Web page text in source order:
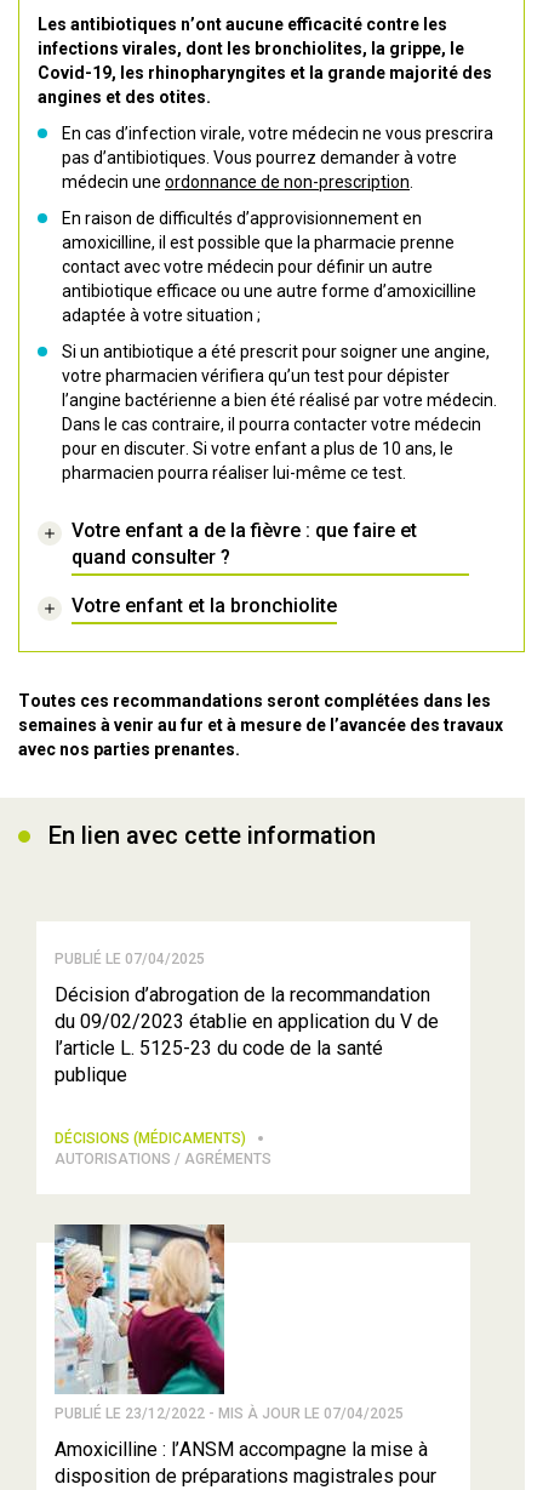
Les antibiotiques n’ont aucune efficacité contre les
infections virales, dont les bronchiolites, la grippe, le
Covid-19, les rhinopharyngites et la grande majorité des
angines et des otites.
En cas d’infection virale, votre médecin ne vous prescrira
pas d’antibiotiques. Vous pourrez demander à votre
médecin une ordonnance de non-prescription
En raison de difficultés d’approvisionnement en
amoxicilline, il est possible que la pharmacie prenne
contact avec votre médecin pour définir un autre
antibiotique efficace ou une autre forme d’amoxicilline
adaptée à votre situation ;
Si un antibiotique a été prescrit pour soigner une angine,
votre pharmacien vérifiera qu’un test pour dépister
l’angine bactérienne a bien été réalisé par votre médecin.
Dans le cas contraire, il pourra contacter votre médecin
pour en discuter. Si votre enfant a plus de 10 ans, le
pharmacien pourra réaliser lui-même ce test.
Votre enfant a de la fièvre : que faire et
quand consulter ?
Votre enfant et la bronchiolite
Toutes ces recommandations seront complétées dans les
semaines à venir au fur et à mesure de l’avancée des travaux
avec nos parties prenantes.
En lien avec cette information
PUBLIÉ LE 07/04/2025
Décision d’abrogation de la recommandation
du 09/02/2023 établie en application du V de
l’article L. 5125-23 du code de la santé
publique
DÉCISIONS (MÉDICAMENTS)
AUTORISATIONS / AGRÉMENTS
PUBLIÉ LE 23/12/2022 - MIS À JOUR LE 07/04/2025
Amoxicilline : l’ANSM accompagne la mise à
disposition de préparations magistrales pour